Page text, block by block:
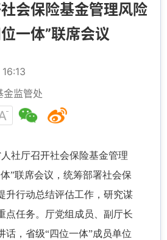
会保险基金管理风险
一体”联席会议
金监管处
社厅召开社会保险基金管理
”联席会议，统筹部署社会保
升行动总结评估工作，研究谋
点任务。厅党组成员、副厅长
话，省级“四位一体”成员单位